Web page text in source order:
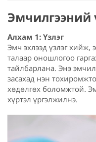
Эмчилгээний
Алхам 1: Үзлэг
Эмч эхлээд үзлэг хийж,
талаар оношлогоо
тайлбарлана. Энэ
засахад нэн
хөдөлгөх боломжтой.
хүртэл үргэлжилнэ.